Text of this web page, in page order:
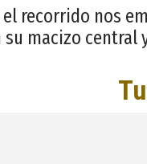
recorrido nos
su macizo